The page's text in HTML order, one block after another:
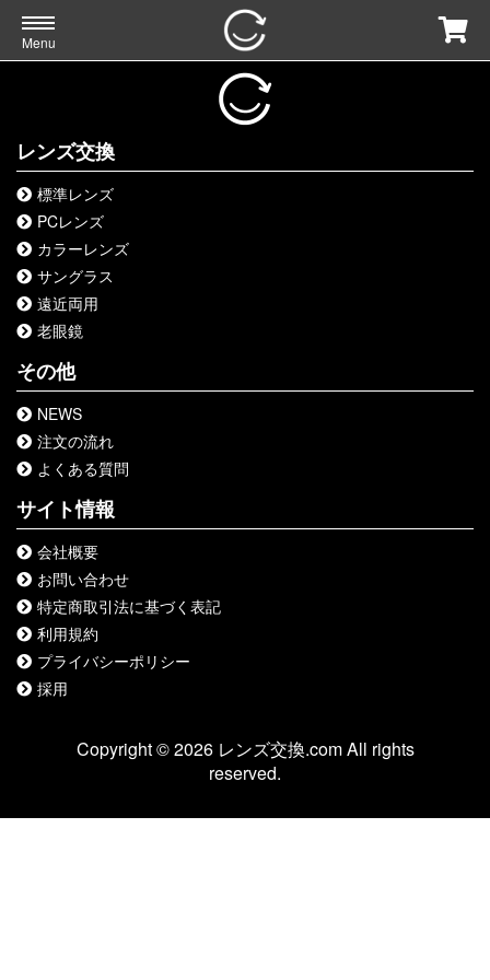
Menu
レンズ交換
標準レンズ
PCレンズ
カラーレンズ
サングラス
遠近両用
老眼鏡
その他
NEWS
注文の流れ
よくある質問
サイト情報
会社概要
お問い合わせ
特定商取引法に基づく表記
利用規約
プライバシーポリシー
採用
Copyright © 2026 レンズ交換.com All rights
reserved.